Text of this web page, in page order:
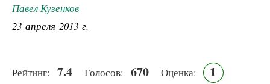
Павел Кузенков
23 апреля 2013 г.
Рейтинг: 7.4 Голосов: 670 Оценка: 1